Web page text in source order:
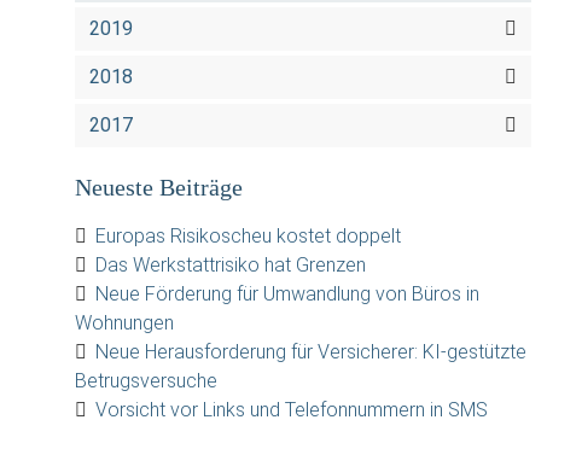
2019
2018
2017
Neueste Beiträge
Europas Risikoscheu kostet doppelt
Das Werkstattrisiko hat Grenzen
Neue Förderung für Umwandlung von Büros in
Wohnungen
Neue Herausforderung für Versicherer: KI-gestützte
Betrugsversuche
Vorsicht vor Links und Telefonnummern in SMS